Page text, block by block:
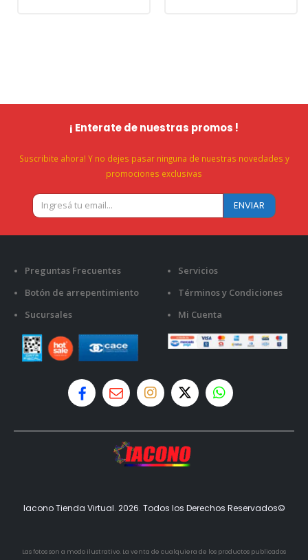
¡ Enterate de nuestras promos !
Suscribite ahora! Y no dejes pasar ninguna de nuestras novedades y
promociones exclusivas
Preguntas Frecuentes
Botón de arrepentimiento
Sucursales
Servicios
Términos y Condiciones
Mi Cuenta
Iacono Tienda Virtual. 2026. Todos los Derechos Reservados©
Las fotos son a modo ilustrativo. La venta de cualquiera de los productos publicados